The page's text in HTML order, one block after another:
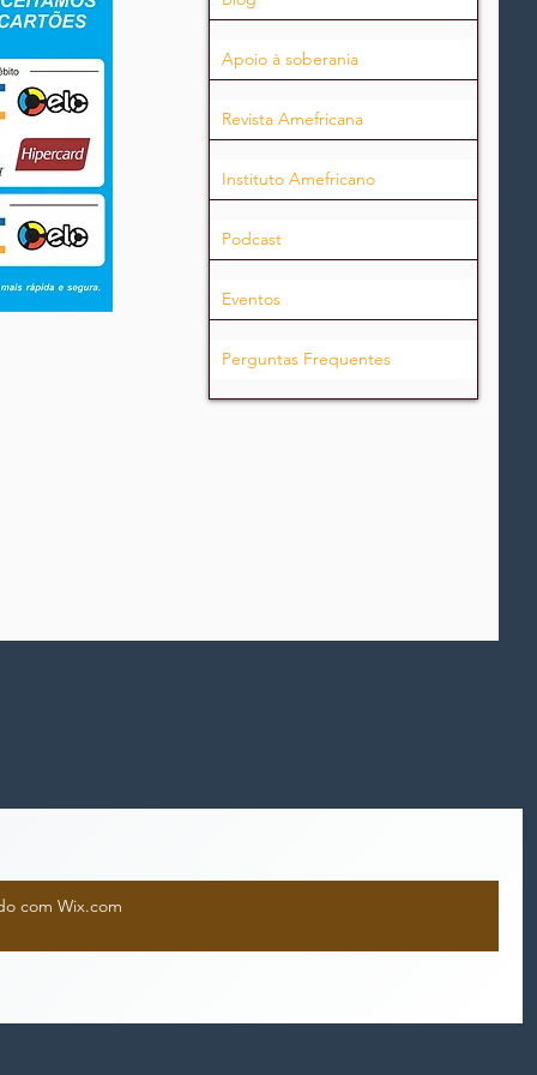
Apoio à soberania
Revista Amefricana
Instituto Amefricano
Podcast
Eventos
Perguntas Frequentes
com Wix.com